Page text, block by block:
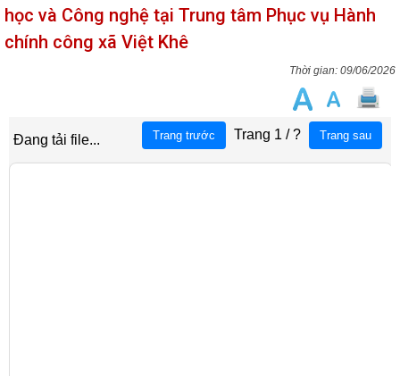
học và Công nghệ tại Trung tâm Phục vụ Hành
chính công xã Việt Khê
09/06/2026